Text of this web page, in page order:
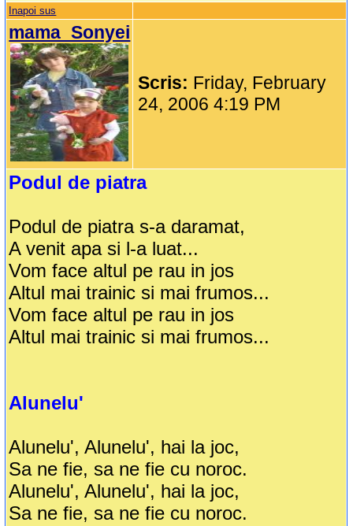
Inapoi sus
mama_Sonyei
Scris: Friday, February
24, 2006 4:19 PM
Podul de piatra
Podul de piatra s-a daramat,
A venit apa si l-a luat...
Vom face altul pe rau in jos
Altul mai trainic si mai frumos...
Vom face altul pe rau in jos
Altul mai trainic si mai frumos...
Alunelu'
Alunelu', Alunelu', hai la joc,
Sa ne fie, sa ne fie cu noroc.
Alunelu', Alunelu', hai la joc,
Sa ne fie, sa ne fie cu noroc.